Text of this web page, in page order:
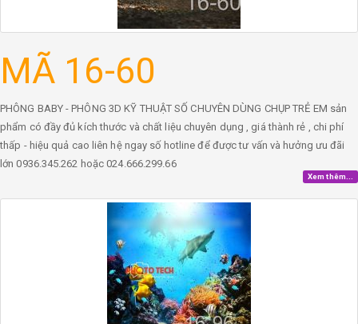
MÃ 16-60
PHÔNG BABY - PHÔNG 3D KỸ THUẬT SỐ CHUYÊN DÙNG CHỤP TRẺ EM sản
phẩm có đầy đủ kích thước và chất liệu chuyên dụng , giá thành rẻ , chi phí
thấp - hiệu quả cao liên hệ ngay số hotline để được tư vấn và hưởng ưu đãi
lớn 0936.345.262 hoặc 024.666.299.66
Xem thêm...